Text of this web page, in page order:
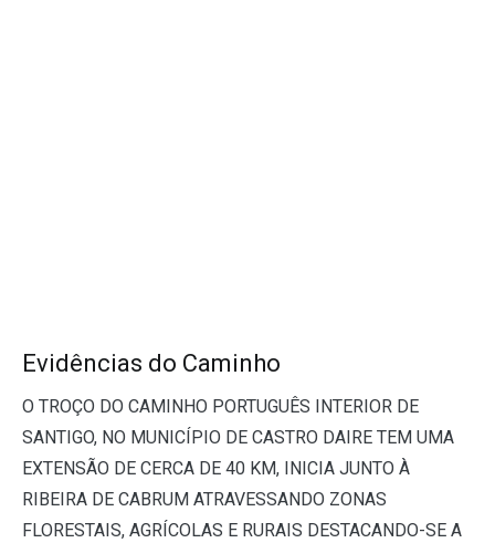
Evidências do Caminho
O TROÇO DO CAMINHO PORTUGUÊS INTERIOR DE
SANTIGO, NO MUNICÍPIO DE CASTRO DAIRE TEM UMA
EXTENSÃO DE CERCA DE 40 KM, INICIA JUNTO À
RIBEIRA DE CABRUM ATRAVESSANDO ZONAS
FLORESTAIS, AGRÍCOLAS E RURAIS DESTACANDO-SE A